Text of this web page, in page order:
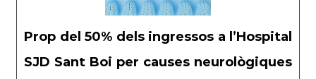
Prop del 50% dels ingressos a l’Hospital
SJD Sant Boi per causes neurològiques